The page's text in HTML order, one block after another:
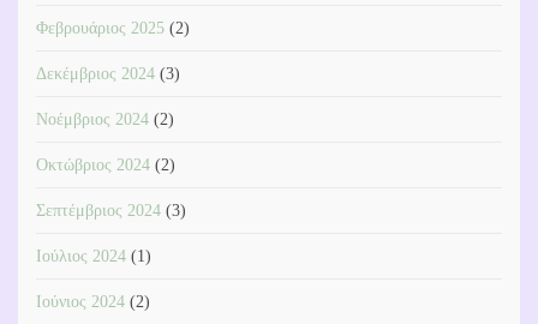
Φεβρουάριος 2025 (2)
Δεκέμβριος 2024 (3)
Νοέμβριος 2024 (2)
Οκτώβριος 2024 (2)
Σεπτέμβριος 2024 (3)
Ιούλιος 2024 (1)
Ιούνιος 2024 (2)